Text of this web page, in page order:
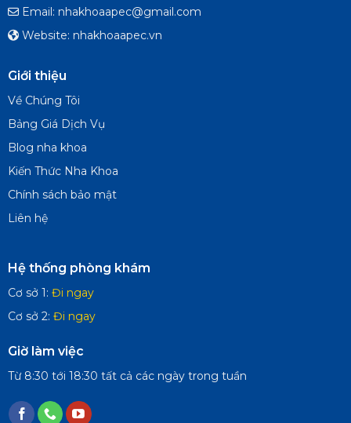
Email: nhakhoaapec@gmail.com
Website: nhakhoaapec.vn
Giới thiệu
Về Chúng Tôi
Bảng Giá Dịch Vụ
Blog nha khoa
Kiến Thức Nha Khoa
Chính sách bảo mật
Liên hệ
Hệ thống phòng khám
Cơ sở 1: Đi ngay
Cơ sở 2: Đi ngay
Giờ làm việc
Từ 8:30 tới 18:30 tất cả các ngày trong tuần